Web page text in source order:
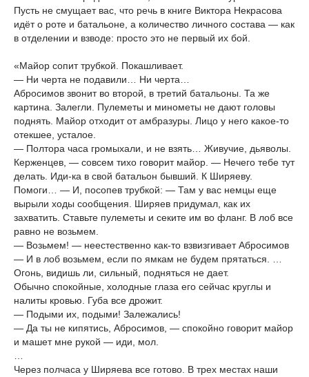
Пусть не смущает вас, что речь в книге Виктора Некрасова
идёт о роте и батальоне, а количество личного состава — как
в отделении и взводе: просто это не первый их бой.
«Майор сопит трубкой. Покашливает.
— Ни черта не подавили… Ни черта…
Абросимов звонит во второй, в третий батальоны. Та же
картина. Залегли. Пулеметы и минометы не дают головы
поднять. Майор отходит от амбразуры. Лицо у него какое-то
отекшее, усталое.
— Полтора часа громыхали, и не взять… Живучие, дьяволы.
Керженцев, — совсем тихо говорит майор. — Нечего тебе тут
делать. Иди-ка в свой батальон бывший. К Ширяеву.
Помоги… — И, посопев трубкой: — Там у вас немцы еще
вырыли ходы сообщения. Ширяев придумал, как их
захватить. Ставьте пулеметы и секите им во фланг. В лоб все
равно не возьмем.
— Возьмем! — неестественно как-то взвизгивает Абросимов
— И в лоб возьмем, если по ямкам не будем прятаться. …
Огонь, видишь ли, сильный, подняться не дает.
Обычно спокойные, холодные глаза его сейчас круглы и
налиты кровью. Губа все дрожит.
— Подыми их, подыми! Залежались!
— Да ты не кипятись, Абросимов, — спокойно говорит майор
и машет мне рукой — иди, мол.
Через полчаса у Ширяева все готово. В трех местах наши